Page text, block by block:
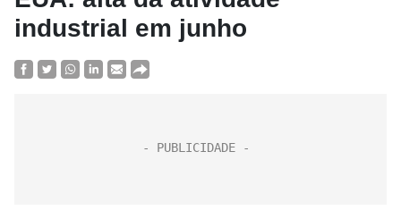
industrial em junho